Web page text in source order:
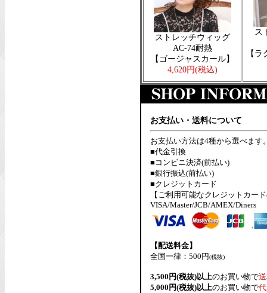
ストレッチウィッグ
AC-74耐熱
【ゴージャスカール】
4,620円(税込)
ス
【
お支払い・送料について
お支払い方法は4種から選べます
■代金引換
■コンビニ決済(前払い)
■銀行振込(前払い)
■クレジットカード
【ご利用可能なクレジットカー
VISA/Master/JCB/AMEX/Diners
【配送料金】
全国一律：500円(税抜)
3,500円(税抜)以上のお買い物で
5,000円(税抜)以上のお買い物で